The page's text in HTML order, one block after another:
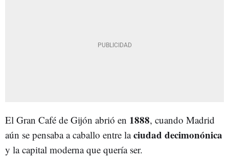
El Gran Café de Gijón abrió en 1888, cuando Madrid
aún se pensaba a caballo entre laciudad decimonónica
y la capital moderna que quería ser.